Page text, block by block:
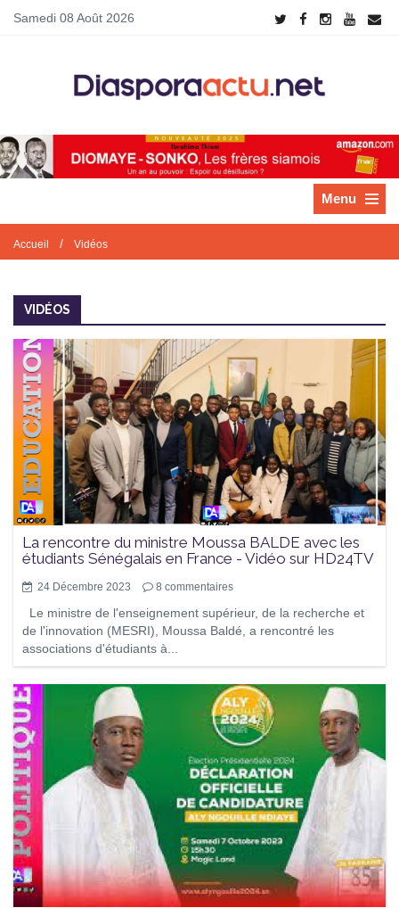
Samedi 08 Août 2026
Menu
Accueil / Vidéos
VIDÉOS
La rencontre du ministre Moussa BALDE avec les
étudiants Sénégalais en France - Vidéo sur HD24TV
24 Décembre 2023 8 commentaires
Le ministre de l'enseignement supérieur, de la recherche et
de l'innovation (MESRI), Moussa Baldé, a rencontré les
associations d'étudiants à...